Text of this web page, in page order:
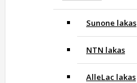
Sunone lakas
NTN lakas
AlleLac lakas